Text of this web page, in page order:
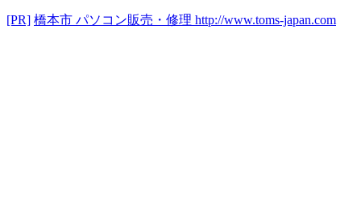
[PR] 橋本市 パソコン販売・修理 http://www.toms-japan.com